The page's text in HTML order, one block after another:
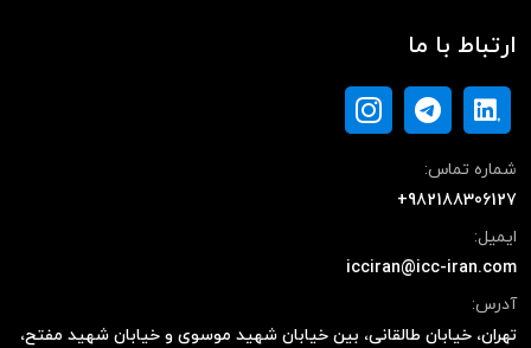
ارتباط با ما
شماره تماس:
+982188306127
ایمیل:
icciran@icc-iran.com
آدرس:
تهران، خیابان طالقانی، بین خیابان شهید موسوی و خیابان شهید مفتح،